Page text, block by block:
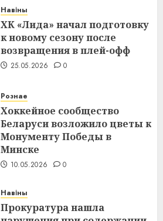
Навіны
ХК «Лида» начал подготовку
к новому сезону после
возвращения в плей-офф
25.05.2026 0
Рознае
Хоккейное сообщество
Беларуси возложило цветы к
Монументу Победы в
Минске
10.05.2026 0
Навіны
Прокуратура нашла